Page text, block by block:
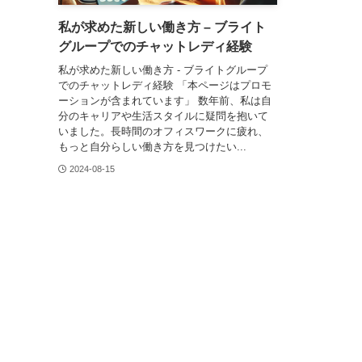
私が求めた新しい働き方 – ブライト
グループでのチャットレディ経験
私が求めた新しい働き方 - ブライトグループ
でのチャットレディ経験 「本ページはプロモ
ーションが含まれています」 数年前、私は自
分のキャリアや生活スタイルに疑問を抱いて
いました。長時間のオフィスワークに疲れ、
もっと自分らしい働き方を見つけたい...
2024-08-15